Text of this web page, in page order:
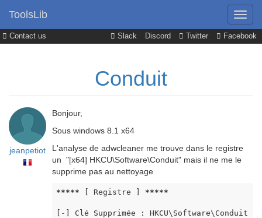
Contact us Slack Discord Twitter Facebook
ToolsLib
Conduit
jeanpetiot
Bonjour,
Sous windows 8.1 x64
L'analyse de adwcleaner me trouve dans le registre
un "[x64] HKCU\Software\Conduit" mais il ne me le
supprime pas au nettoyage
***** [ Registre ] *****
[-] Clé Supprimée : HKCU\Software\Conduit